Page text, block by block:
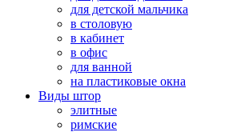
для детской мальчика
в столовую
в кабинет
в офис
для ванной
на пластиковые окна
Виды штор
элитные
римские